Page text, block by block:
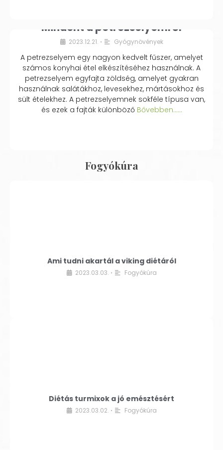
Mindent a petrezselyemről
2023.12.21. • Gyógynövények
A petrezselyem egy nagyon kedvelt fűszer, amelyet
számos konyhai étel elkészítéséhez használnak. A
petrezselyem egyfajta zöldség, amelyet gyakran
használnak salátákhoz, levesekhez, mártásokhoz és
sült ételekhez. A petrezselyemnek sokféle típusa van,
és ezek a fajták különbözőBővebben...…
Fogyókúra
Ami tudni akartál a viking diétáról
2023.03.03. • Fogyókúra
Diétás turmixok a jó emésztésért
2023.03.02. • Fogyókúra